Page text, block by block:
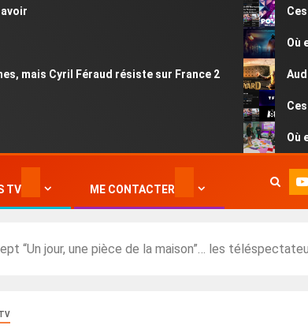
Cyril Féraud résiste sur France 2
Ces
Où est
Ces
Où est
TV ME CONTACTER
“Un jour, une pièce de la maison”… les